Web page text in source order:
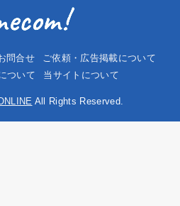
問合せ
ご依頼・広告掲載について
ついて
当サイトについて
All Rights Reserved.